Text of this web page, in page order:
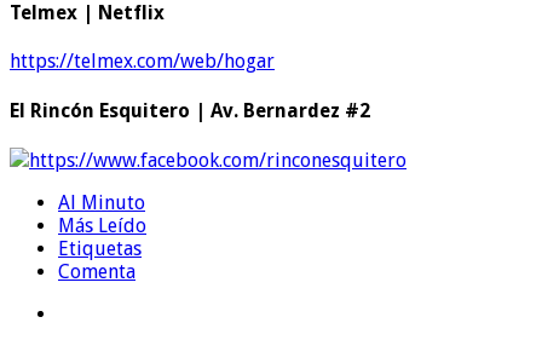
Telmex | Netflix
https://telmex.com/web/hogar
El Rincón Esquitero | Av. Bernardez #2
https://www.facebook.com/rinconesquitero
Al Minuto
Más Leído
Etiquetas
Comenta